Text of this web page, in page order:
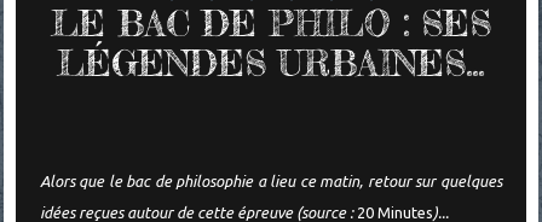
LE BAC DE PHILO : SES
LÉGENDES URBAINES...
Alors que le bac de philosophie a lieu ce matin, retour sur quelques
idées reçues autour de cette épreuve (source : 20 Minutes )...